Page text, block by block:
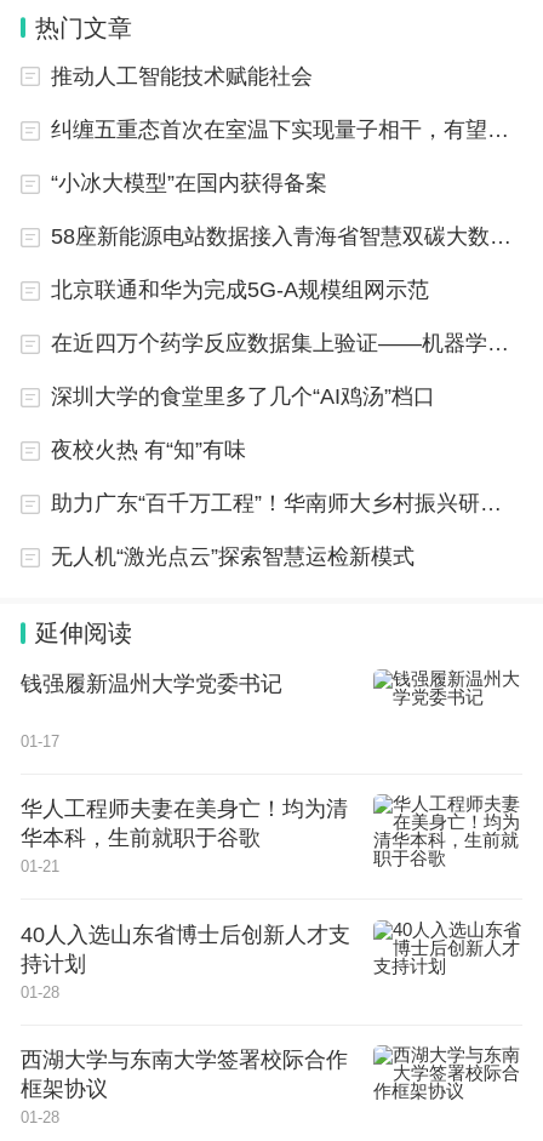
缺陷数量达到9.7万个。
“但问题也随之而来。”南方电网广西电网公司机巡与
不停电作业中心副总经理朱时阳表示，在“机巡为
主、人巡为辅”的新运维模式下，依靠无人机、摄像
的分析却成为一道新的难题——输电领域缺陷隐患超
过100类，而30%的缺陷隐患样本极少，传统小模型
塔上的树木误检为鸟巢，把云朵误检为烟雾等。”朱
时阳说，“班组员工要一张张人工复查，特别是在查
看一些小金具时，需要不停放大缩小图像来详细检
右，不但费时、费力，有时还会遗漏。”
输电人工智能大模型表现优异
“以GPT为代表的一系列大模型发布，让我们看到了
题的可能性。”南方电网广西电网公司数字化部副总
经理刘莹介绍，广西电网公司深度挖掘电网企业在人
有限公司结合实际业务场景，以算力为心脏，算法为
大脑，数据为血液，突破国产化软硬件适配、预训
算法全栈国产化适配的广西输电人工智能大模型，在
输电线路运维数字化转型方面取得了突破性进展。
热门文章
推动人工智能技术赋能社会
纠缠五重态首次在室温下实现量子相干，有望促进量子计算和量子传感技术研发
“小冰大模型”在国内获得备案
58座新能源电站数据接入青海省智慧双碳大数据中心
北京联通和华为完成5G-A规模组网示范
在近四万个药学反应数据集上验证——机器学习加速新药研发进程
深圳大学的食堂里多了几个“AI鸡汤”档口
夜校火热 有“知”有味
助力广东“百千万工程”！华南师大乡村振兴研究院成立
无人机“激光点云”探索智慧运检新模式
延伸阅读
钱强履新温州大学党委书记
01-17
华人工程师夫妻在美身亡！均为清
华本科，生前就职于谷歌
01-21
40人入选山东省博士后创新人才支
持计划
01-28
西湖大学与东南大学签署校际合作
框架协议
01-28